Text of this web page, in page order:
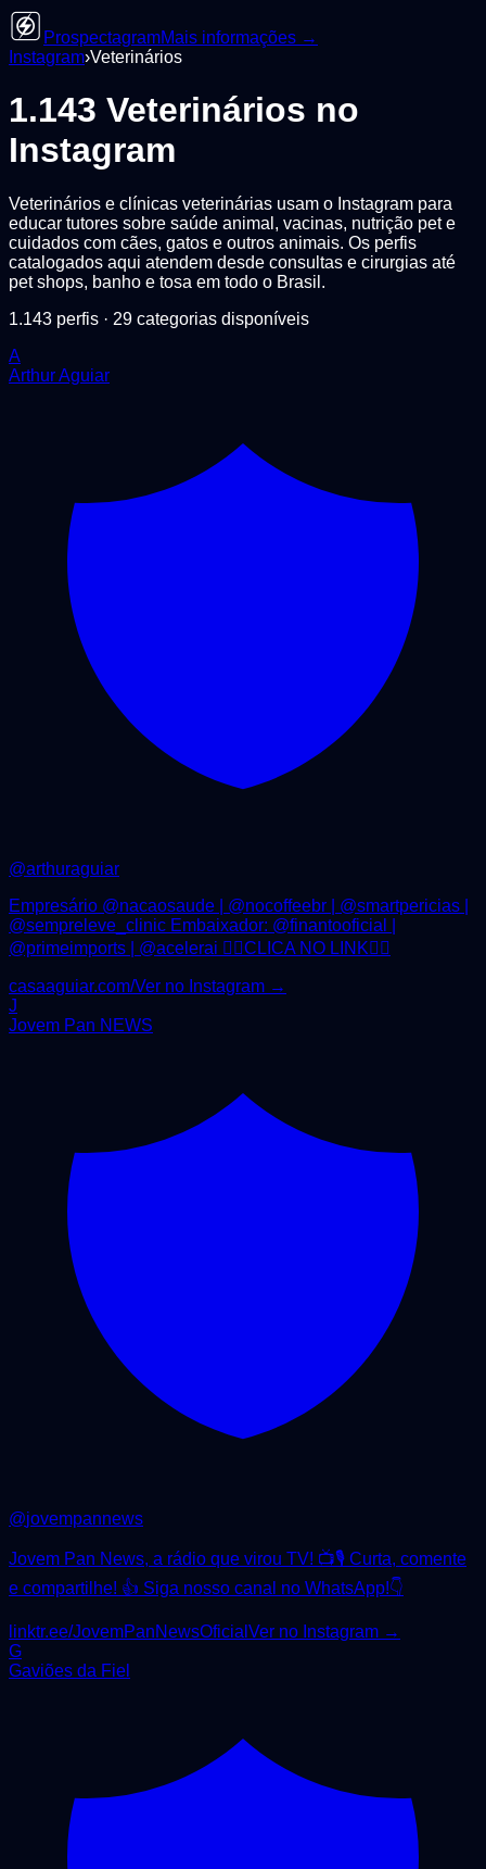
ProspectagramMais informações →
Instagram›Veterinários
1.143 Veterinários no
Instagram
Veterinários e clínicas veterinárias usam o Instagram para
educar tutores sobre saúde animal, vacinas, nutrição pet e
cuidados com cães, gatos e outros animais. Os perfis
catalogados aqui atendem desde consultas e cirurgias até
pet shops, banho e tosa em todo o Brasil.
1.143 perfis · 29 categorias disponíveis
A
Arthur Aguiar
@arthuraguiar
Empresário @nacaosaude | @nocoffeebr | @smartpericias |
@sempreleve_clinic Embaixador: @finantooficial |
@primeimports | @acelerai 👇🏼CLICA NO LINK👇🏼
casaaguiar.com/Ver no Instagram →
J
Jovem Pan NEWS
@jovempannews
Jovem Pan News, a rádio que virou TV! 📺🎙️ Curta, comente
e compartilhe! 👍 Siga nosso canal no WhatsApp!👇
linktr.ee/JovemPanNewsOficial Ver no Instagram →
G
Gaviões da Fiel